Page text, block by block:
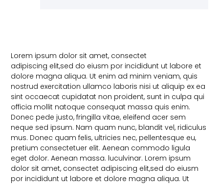
Lorem ipsum dolor sit amet, consectet
adipiscing elit,sed do eiusm por incididunt ut labore et
dolore magna aliqua. Ut enim ad minim veniam, quis
nostrud exercitation ullamco laboris nisi ut aliquip ex ea
sint occaecat cupidatat non proident, sunt in culpa qui
officia mollit natoque consequat massa quis enim.
Donec pede justo, fringilla vitae, eleifend acer sem
neque sed ipsum. Nam quam nunc, blandit vel, ridiculus
mus. Donec quam felis, ultricies nec, pellentesque eu,
pretium consectetuer elit. Aenean commodo ligula
eget dolor. Aenean massa. luculvinar. Lorem ipsum
dolor sit amet, consectet adipiscing elit,sed do eiusm
por incididunt ut labore et dolore magna aliqua. Ut